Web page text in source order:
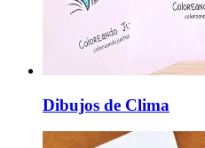
Dibujos de Clima